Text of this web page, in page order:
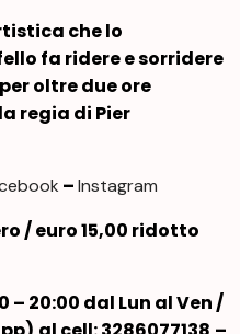
che lo
fa ridere e sorridere
oltre due ore
regia di Pier
–Instagram
/ euro 15,00 ridotto
– 20:00 dal Lun al Ven /